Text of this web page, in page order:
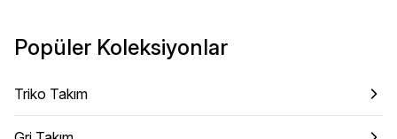
Popüler Koleksiyonlar
Triko Takım